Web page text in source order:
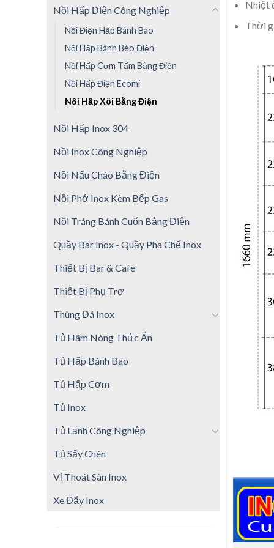
Nồi Hấp Điện Công Nghiệp
Nồi Điện Hấp Bánh Bao
Nồi Hấp Bánh Bèo Điện
Nồi Hấp Cơm Tấm Bằng Điện
Nồi Hấp Điện Ecomi
Nồi Hấp Xôi Bằng Điện
Nồi Hấp Inox 304
Nồi Inox Công Nghiệp
Nồi Nấu Cháo Bằng Điện
Nồi Phở Inox Kèm Bếp Gas
Nồi Tráng Bánh Cuốn Bằng Điện
Quầy Bar Inox - Quầy Pha Chế Inox
Thiết Bị Bar & Cafe
Thiết Bị Phụ Trợ
Thùng Đá Inox
Tủ Hâm Nóng Thức Ăn
Tủ Hấp Bánh Bao
Tủ Hấp Cơm
Tủ Inox
Tủ Lạnh Công Nghiệp
Tủ Sấy Chén
Vỉ Thoát Sàn Inox
Xe Đẩy Inox
Nhiệt
Thời